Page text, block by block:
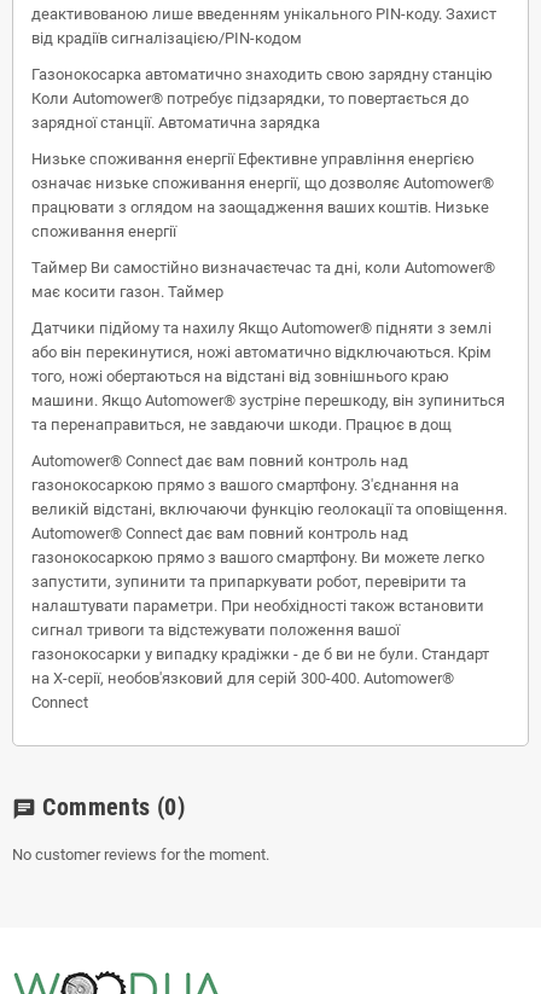
деактивованою лише введенням унікального PIN-коду. Захист
від крадіїв сигналізацією/PIN-кодом
Газонокосарка автоматично знаходить свою зарядну станцію
Коли Automower® потребує підзарядки, то повертається до
зарядної станції. Автоматична зарядка
Низьке споживання енергії Ефективне управління енергією
означає низьке споживання енергії, що дозволяє Automower®
працювати з оглядом на заощадження ваших коштів. Низьке
споживання енергії
Таймер Ви самостійно визначаєтечас та дні, коли Automower®
має косити газон. Таймер
Датчики підйому та нахилу Якщо Automower® підняти з землі
або він перекинутися, ножі автоматично відключаються. Крім
того, ножі обертаються на відстані від зовнішнього краю
машини. Якщо Automower® зустріне перешкоду, він зупиниться
та перенаправиться, не завдаючи шкоди. Працює в дощ
Automower® Connect дає вам повний контроль над
газонокосаркою прямо з вашого смартфону. З'єднання на
великій відстані, включаючи функцію геолокації та оповіщення.
Automower® Connect дає вам повний контроль над
газонокосаркою прямо з вашого смартфону. Ви можете легко
запустити, зупинити та припаркувати робот, перевірити та
налаштувати параметри. При необхідності також встановити
сигнал тривоги та відстежувати положення вашої
газонокосарки у випадку крадіжки - де б ви не були. Стандарт
на X-серії, необов'язковий для серій 300-400. Automower®
Connect
chat Comments (0)
No customer reviews for the moment.